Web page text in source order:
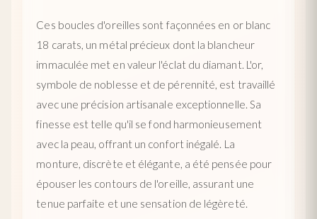
Ces boucles d'oreilles sont façonnées en or blanc
18 carats, un métal précieux dont la blancheur
immaculée met en valeur l'éclat du diamant. L'or,
symbole de noblesse et de pérennité, est travaillé
avec une précision artisanale exceptionnelle. Sa
finesse est telle qu'il se fond harmonieusement
avec la peau, offrant un confort inégalé. La
monture, discrète et élégante, a été pensée pour
épouser les contours de l'oreille, assurant une
tenue parfaite et une sensation de légèreté.